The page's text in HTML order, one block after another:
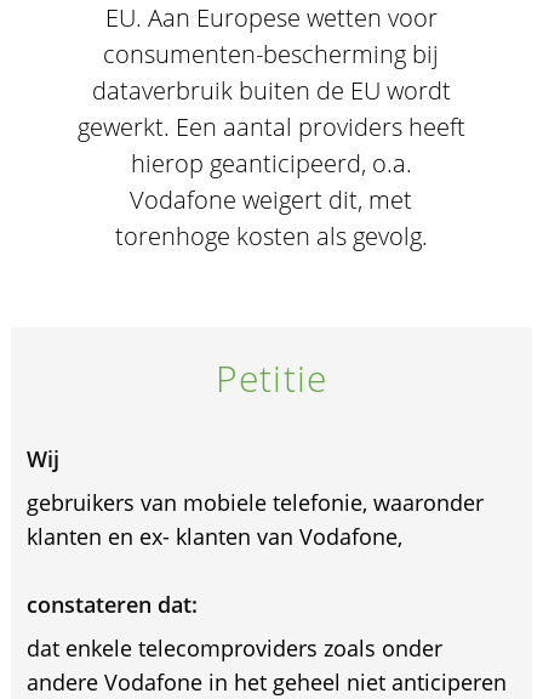
EU. Aan Europese wetten voor
consumenten-bescherming bij
dataverbruik buiten de EU wordt
gewerkt. Een aantal providers heeft
hierop geanticipeerd, o.a.
Vodafone weigert dit, met
torenhoge kosten als gevolg.
Petitie
Wij
gebruikers van mobiele telefonie, waaronder
klanten en ex- klanten van Vodafone,
constateren dat:
dat enkele telecomproviders zoals onder
andere Vodafone in het geheel niet anticiperen